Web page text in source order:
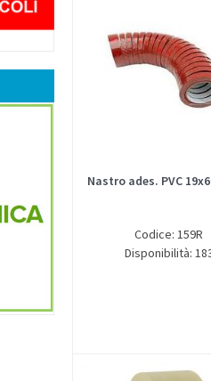
Nastro ades. PVC
Codice: 159R
Disponibilità: